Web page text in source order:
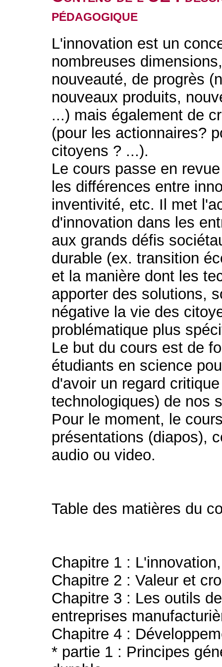
pédagogique
L'innovation est un
nombreuses
nouveauté, de progrès
nouveaux produits,
...) mais également de
(pour les actionnaires?
citoyens ? ...).
Le cours passe en
les différences entre
inventivité, etc. Il met
d'innovation dans les
aux grands défis
durable (ex. transition
et la manière dont les
apporter des solutions,
négative la vie des
problématique plus
Le but du cours est de
étudiants en science
d'avoir un regard
technologiques) de nos
Pour le moment, le
présentations (diapos),
audio ou video.
Table des matières du
Chapitre 1 :
Chapitre 2 : Valeur et
Chapitre 3 : Les outils
entreprises
Chapitre 4 :
* partie 1 : Principes